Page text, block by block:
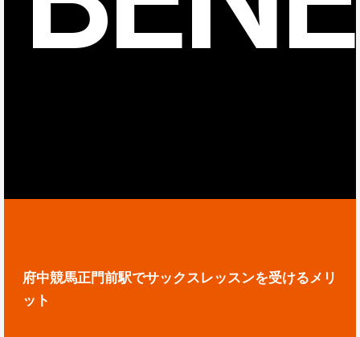
府中競馬正門前駅でサックスレッスンを受けるメリ
ット